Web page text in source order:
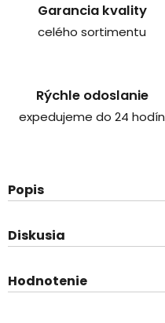
Garancia kvality
celého sortimentu
Rýchle odoslanie
expedujeme do 24 hodín
Popis
Diskusia
Hodnotenie